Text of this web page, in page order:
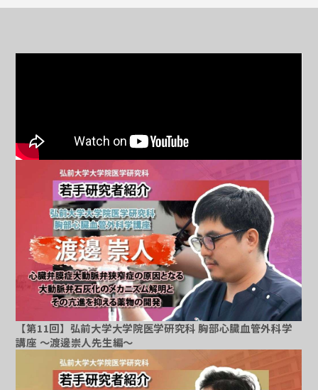
【第11回】弘前大学大学院医学研究科 胸部心臓血管外科学
講座 ～渡邊崇人先生編～